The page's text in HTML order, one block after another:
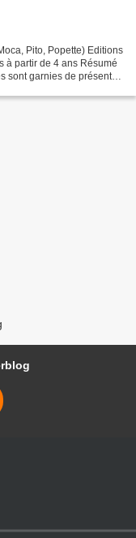
Pito, Popette) Editions
à partir de 4 ans Résumé
sont garnies de présents